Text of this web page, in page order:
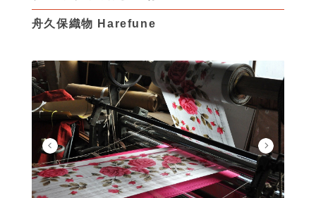
舟久保織物 Harefune